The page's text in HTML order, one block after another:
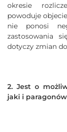
okresie
powoduje
nie ponosi
zastosowania
dotyczy zmian
2. Jest o
jaki i